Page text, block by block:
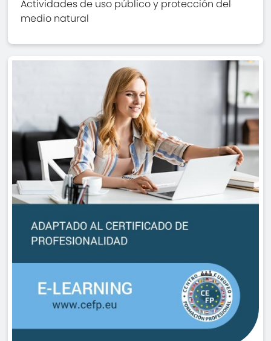
Actividades de uso público y protección del
medio natural